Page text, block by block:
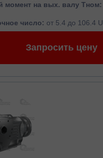
момент на вых. валу Тном:
число: от 5.4 до 106.4 U
Запросить цену